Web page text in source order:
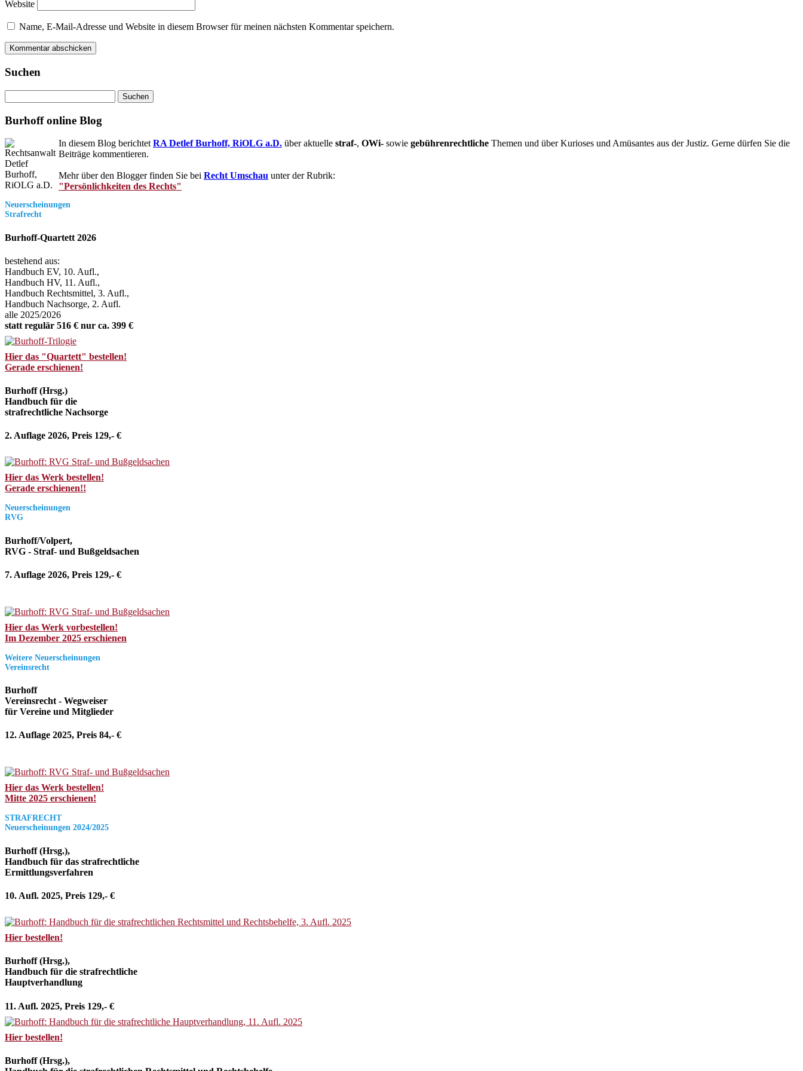
Website
Name, E-Mail-Adresse und Website in diesem Browser für meinen nächsten Kommentar speichern.
Suchen
nach:
Burhoff online Blog
In diesem Blog berichtet RA Detlef Burhoff, RiOLG a.D. über aktuelle straf-, OWi- sowie gebührenrechtliche Themen und über Kurioses und Amüsantes aus der Justiz. Gerne dürfen Sie die
Beiträge kommentieren.
Mehr über den Blogger finden Sie bei Recht Umschau unter der Rubrik:
"Persönlichkeiten des Rechts"
Neuerscheinungen
Strafrecht
Burhoff-Quartett 2026
bestehend aus:
Handbuch EV, 10. Aufl.,
Handbuch HV, 11. Aufl.,
Handbuch Rechtsmittel, 3. Aufl.,
Handbuch Nachsorge, 2. Aufl.
alle 2025/2026
statt regulär 516 € nur ca. 399 €
Hier das "Quartett" bestellen!
Gerade erschienen!
Burhoff (Hrsg.)
Handbuch für die
strafrechtliche Nachsorge
2. Auflage 2026, Preis 129,- €
Hier das Werk bestellen!
Gerade erschienen!!
Neuerscheinungen
RVG
Burhoff/Volpert,
RVG - Straf- und Bußgeldsachen
7. Auflage 2026, Preis 129,- €
Hier das Werk vorbestellen!
Im Dezember 2025 erschienen
Weitere Neuerscheinungen
Vereinsrecht
Burhoff
Vereinsrecht - Wegweiser
für Vereine und Mitglieder
12. Auflage 2025, Preis 84,- €
Hier das Werk bestellen!
Mitte 2025 erschienen!
STRAFRECHT
Neuerscheinungen 2024/2025
Burhoff (Hrsg.),
Handbuch für das strafrechtliche
Ermittlungsverfahren
10. Aufl. 2025, Preis 129,- €
Hier bestellen!
Burhoff (Hrsg.),
Handbuch für die strafrechtliche
Hauptverhandlung
11. Aufl. 2025, Preis 129,- €
Hier bestellen!
Burhoff (Hrsg.),